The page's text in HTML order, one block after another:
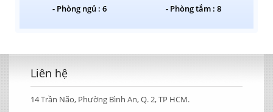
- Phòng ngủ : 6 - Phòng tắm : 8
Liên hệ
14 Trần Não, Phường Bình An, Q. 2, TP HCM.